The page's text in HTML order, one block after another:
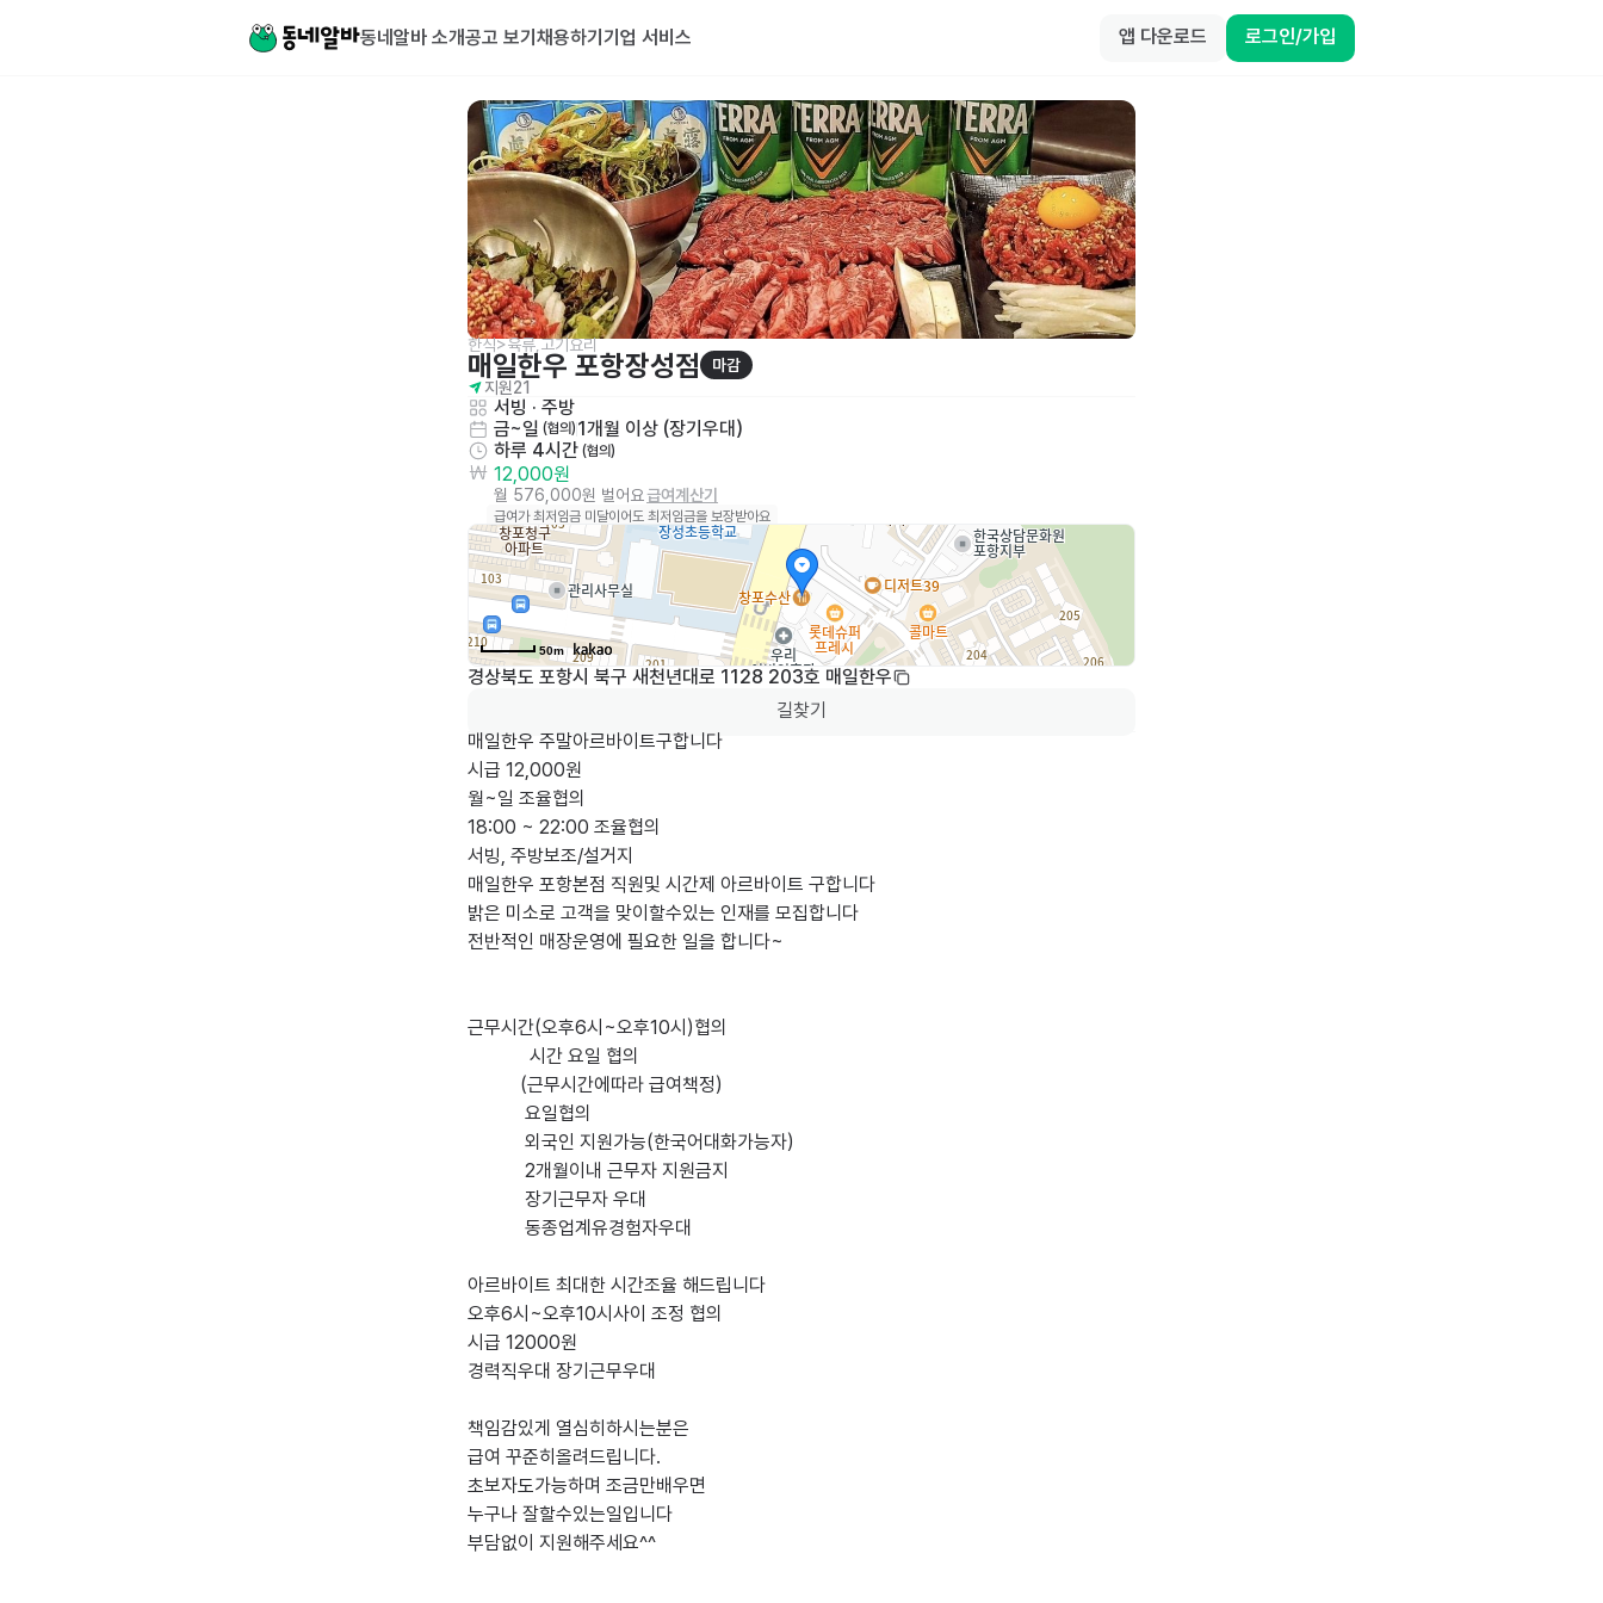
동네알바 소개공고 보기 채용하기 기업 서비스 앱 다운로드 로그인/가입
한식>육류,고기요리
매일한우 포항장성점
마감
지원21
서빙 · 주방
금~일 (협의) 1개월 이상 (장기우대)
하루 4시간 (협의)
12,000원
월 576,000원 벌어요급여계산기
급여가 최저임금 미달이어도 최저임금을 보장받아요
50m
경상북도 포항시 북구 새천년대로 1128 203호 매일한우
길찾기
매일한우 주말아르바이트구합니다
시급 12,000원
월~일 조율협의
18:00 ~ 22:00 조율협의
서빙, 주방보조/설거지
매일한우 포항본점 직원및 시간제 아르바이트 구합니다
밝은 미소로 고객을 맞이할수있는 인재를 모집합니다
전반적인 매장운영에 필요한 일을 합니다~
근무시간(오후6시~오후10시)협의
아르바이트 최대한 시간조율 해드립니다
오후6시~오후10시사이 조정 협의
시급 12000원
경력직우대 장기근무우대
책임감있게 열심히하시는분은
급여 꾸준히올려드립니다.
초보자도가능하며 조금만배우면
누구나 잘할수있는일입니다
부담없이 지원해주세요^^